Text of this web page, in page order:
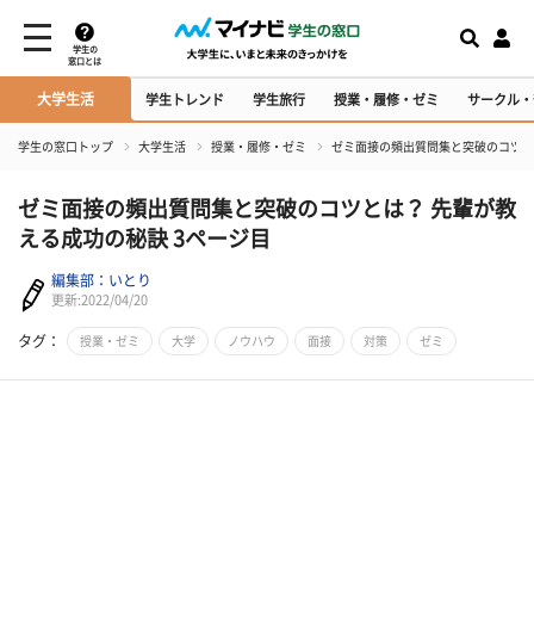
学生の
窓口とは
大学生活 学生トレンド 学生旅行 授業・履修・ゼミ サークル
学生の窓口トップ 大学生活 授業・履修・ゼミ ゼミ面接の頻出質問集と突破のコツ
ゼミ面接の頻出質問集と突破のコツとは？ 先輩が教
える成功の秘訣 3ページ目
編集部：いとり
更新:2022/04/20
タグ： 授業・ゼミ 大学 ノウハウ 面接 対策 ゼミ